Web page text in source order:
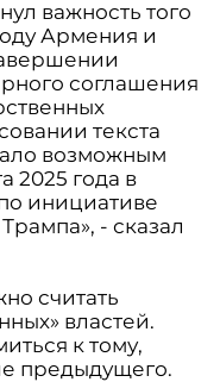
важность того
Армения и
соглашения
текста
возможным
2025 года в
инициативе
- сказал
считать
властей.
к тому,
предыдущего.